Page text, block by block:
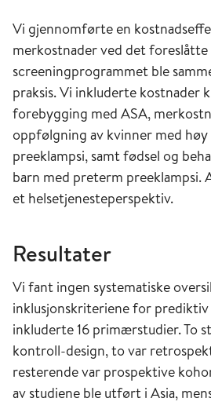
Vi gjennomførte en
merkostnader ved det foreslåtte
screeningprogrammet ble
praksis. Vi inkluderte kostnader
forebygging med ASA,
oppfølgning av kvinner med
preeklampsi, samt fødsel og
barn med preterm preeklampsi.
et helsetjenesteperspektiv.
Resultater
Vi fant ingen systematiske
inklusjonskriteriene for
inkluderte 16 primærstudier. To
kontroll-design, to var
resterende var prospektive
av studiene ble utført i Asia,